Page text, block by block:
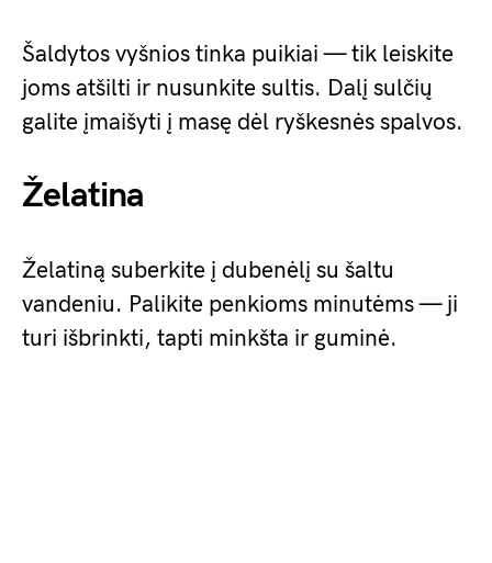
Šaldytos vyšnios tinka puikiai — tik leiskite
joms atšilti ir nusunkite sultis. Dalį sulčių
galite įmaišyti į masę dėl ryškesnės spalvos.
Želatina
Želatiną suberkite į dubenėlį su šaltu
vandeniu. Palikite penkioms minutėms — ji
turi išbrinkti, tapti minkšta ir guminė.